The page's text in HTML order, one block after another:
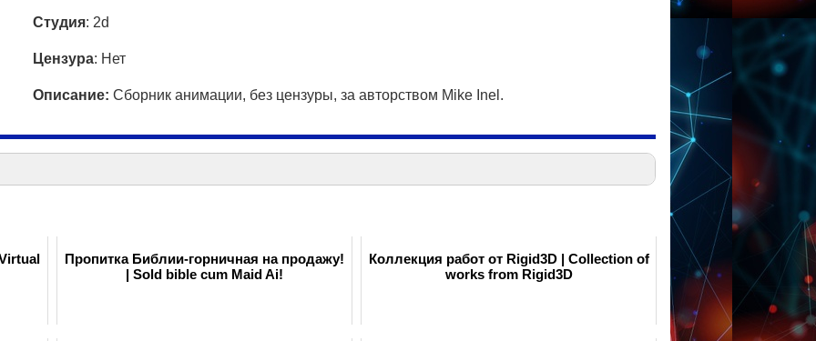
Студия: 2d
Цензура: Нет
Описание: Сборник анимации, без цензуры, за авторством Mike Inel.
Пропитка Библии-горничная на продажу!
| Sold bible cum Maid Ai!
Коллекция работ от Rigid3D | Collection of
works from Rigid3D